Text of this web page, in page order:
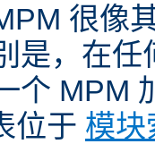
很像
是，在任
个 MPM
位于 模块